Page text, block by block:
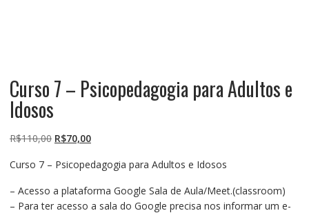
Curso 7 – Psicopedagogia para Adultos e
Idosos
R$110,00 O
original
R$110,00.
R$70,00O
atual
R$70,00.
Curso 7 – Psicopedagogia para Adultos e Idosos
– Acesso a plataforma Google Sala de Aula/Meet.(classroom)
– Para ter acesso a sala do Google precisa nos informar um e-